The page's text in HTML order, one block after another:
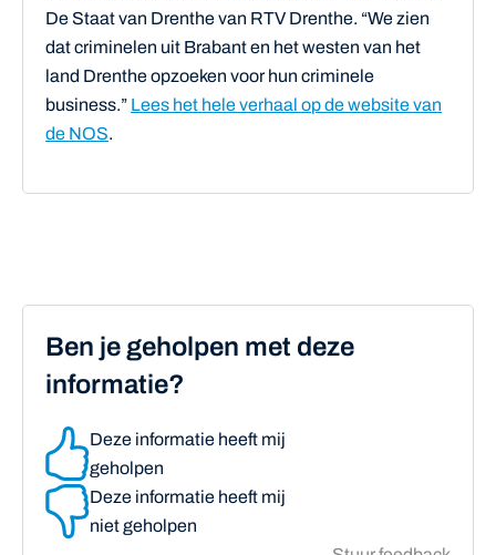
De Staat van Drenthe van RTV Drenthe. “We zien
dat criminelen uit Brabant en het westen van het
land Drenthe opzoeken voor hun criminele
business.” Lees het hele verhaal op de website van
de NOS.
Ben je geholpen met deze
informatie?
Deze informatie heeft mij
geholpen
Deze informatie heeft mij
niet geholpen